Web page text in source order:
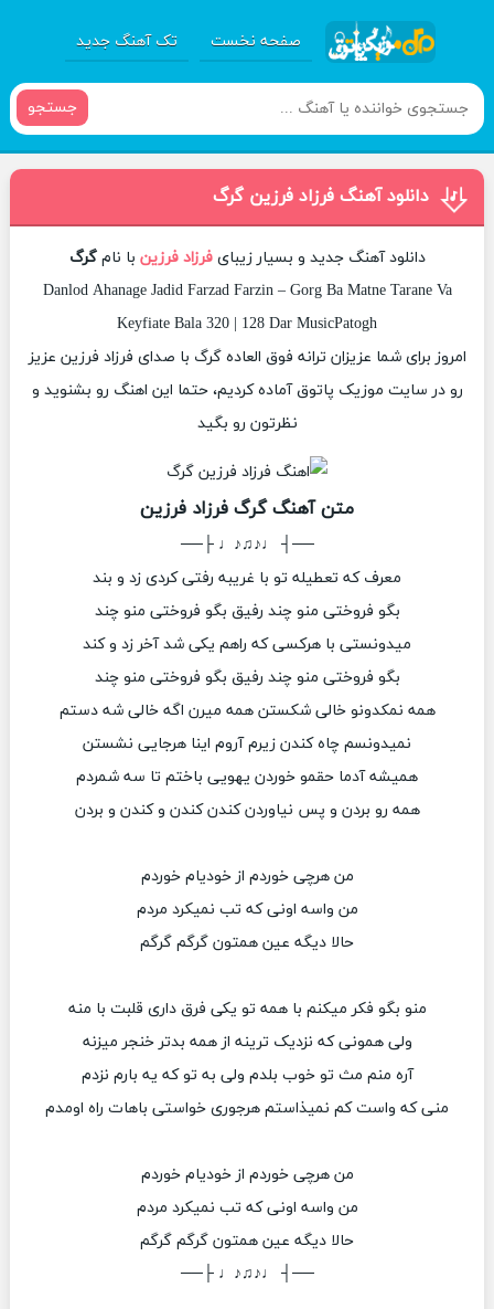
صفحه نخست تک آهنگ جدید
جستجو
دانلود آهنگ فرزاد فرزین گرگ
دانلود آهنگ جدید و بسیار زیبایفرزاد فرزین با نامگرگ
Danlod Ahanage Jadid Farzad Farzin – Gorg Ba Matne Tarane Va
Keyfiate Bala 320 | 128 Dar MusicPatogh
امروز برای شما عزیزان ترانه فوق العاده گرگ با صدای فرزاد فرزین عزیز
رو در سایت موزیک پاتوق آماده کردیم، حتما این اهنگ رو بشنوید و
نظرتون رو بگید
متن آهنگ گرگ فرزاد فرزین
──┤ ♩♪♫♪♩ ├──
معرف که تعطیله تو با غریبه رفتی کردی زد و بند
بگو فروختی منو چند رفیق بگو فروختی منو چند
میدونستی با هرکسی که راهم یکی شد آخر زد و کند
بگو فروختی منو چند رفیق بگو فروختی منو چند
همه نمکدونو خالی شکستن همه میرن اگه خالی شه دستم
نمیدونسم چاه کندن زیرم آروم اینا هرجایی نشستن
همیشه آدما حقمو خوردن یهویی باختم تا سه شمردم
همه رو بردن و پس نیاوردن کندن کندن و کندن و بردن
من هرچی خوردم از خودیام خوردم
من واسه اونی که تب نمیکرد مردم
حالا دیگه عین همتون گرگم گرگم
منو بگو فکر میکنم با همه تو یکی فرق داری قلبت با منه
ولی همونی که نزدیک ترینه از همه بدتر خنجر میزنه
آره منم مث تو خوب بلدم ولی به تو که یه بارم نزدم
منی که واست کم نمیذاستم هرجوری خواستی باهات راه اومدم
من هرچی خوردم از خودیام خوردم
من واسه اونی که تب نمیکرد مردم
حالا دیگه عین همتون گرگم گرگم
──┤ ♩♪♫♪♩ ├──